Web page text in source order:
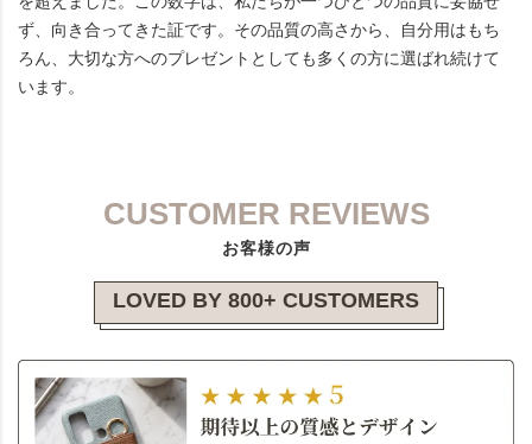
ず、向き合ってきた証です。その品質の高さから、自分用はもち
ろん、大切な方へのプレゼントとしても多くの方に選ばれ続けて
います。
CUSTOMER REVIEWS
お客様の声
LOVED BY 800+ CUSTOMERS